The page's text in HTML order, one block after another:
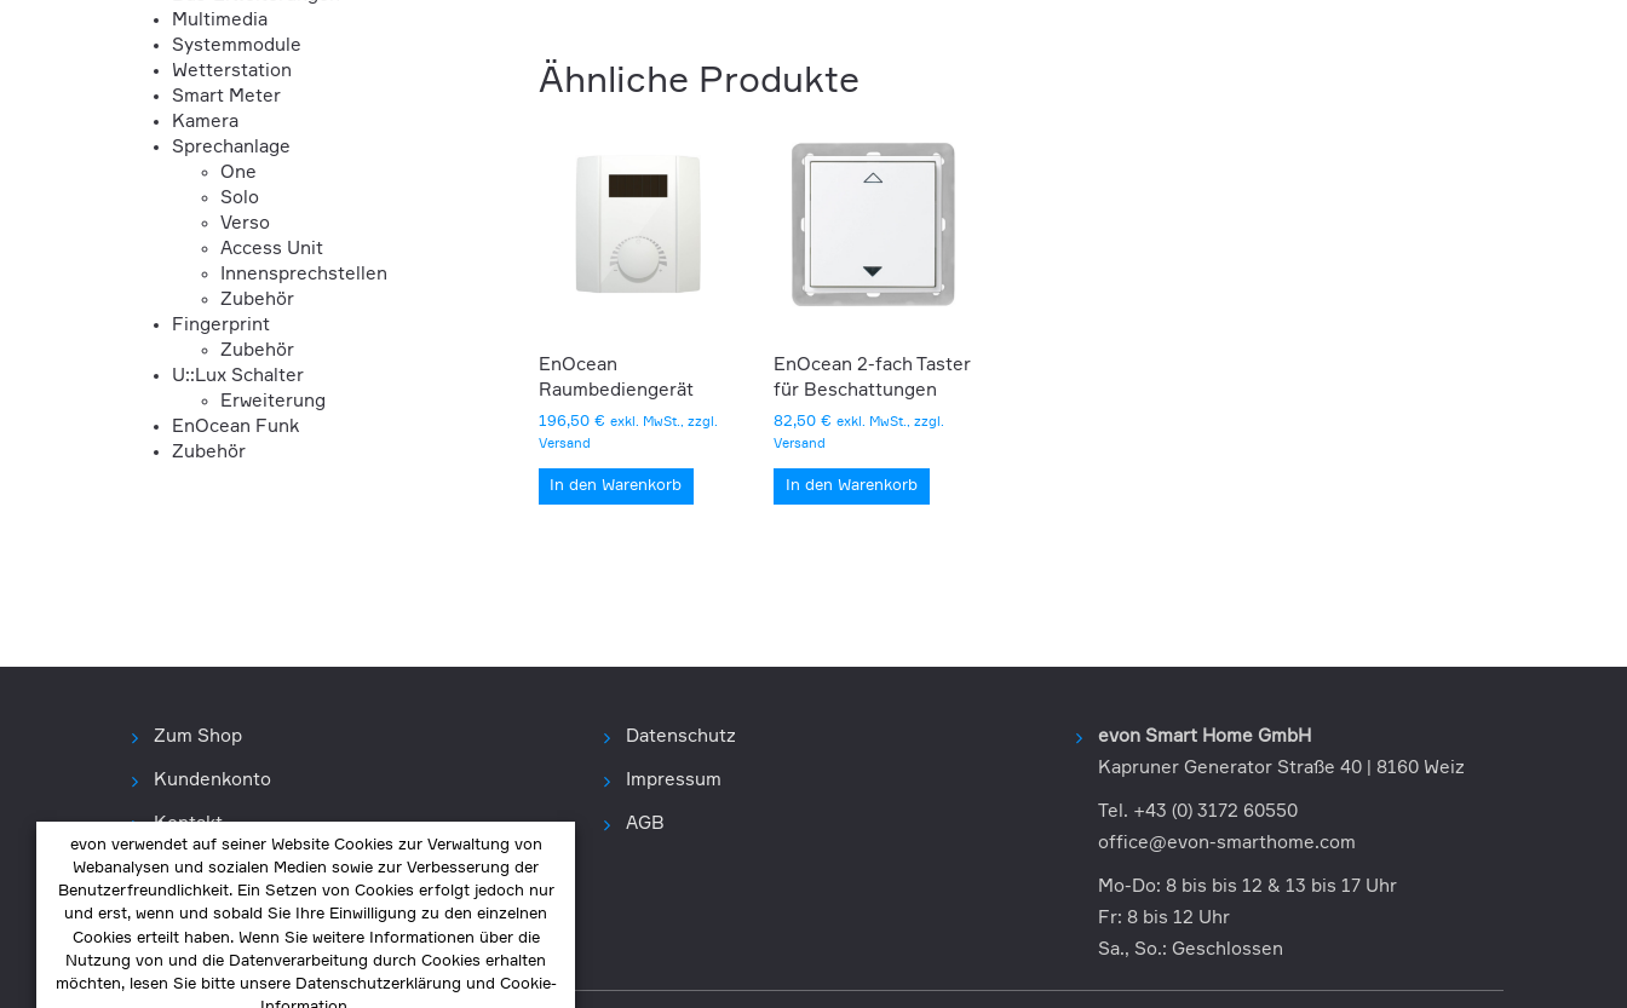
Multimedia
Systemmodule
Wetterstation
Smart Meter
Kamera
Sprechanlage
One
Solo
Verso
Access Unit
Innensprechstellen
Zubehör
Fingerprint
Zubehör
U::Lux Schalter
Erweiterung
EnOcean Funk
Zubehör
Ähnliche Produkte
EnOcean
Raumbediengerät
196,50 € exkl. MwSt., zzgl.
Versand
In den Warenkorb
EnOcean 2-fach Taster
für Beschattungen
82,50 € exkl. MwSt., zzgl.
Versand
In den Warenkorb
Zum Shop
Kundenkonto
Kontakt
Datenschutz
Impressum
AGB
evon Smart Home GmbH
Kapruner Generator Straße 40 | 8160 Weiz
Tel. +43 (0) 3172 60550
office@evon-smarthome.com
Mo-Do: 8 bis bis 12 & 13 bis 17 Uhr
Fr: 8 bis 12 Uhr
Sa., So.: Geschlossen
evon verwendet auf seiner Website Cookies zur Verwaltung von
Webanalysen und sozialen Medien sowie zur Verbesserung der
Benutzerfreundlichkeit. Ein Setzen von Cookies erfolgt jedoch nur
und erst, wenn und sobald Sie Ihre Einwilligung zu den einzelnen
Cookies erteilt haben. Wenn Sie weitere Informationen über die
Nutzung von und die Datenverarbeitung durch Cookies erhalten
möchten, lesen Sie bitte unsere Datenschutzerklärung und Cookie-